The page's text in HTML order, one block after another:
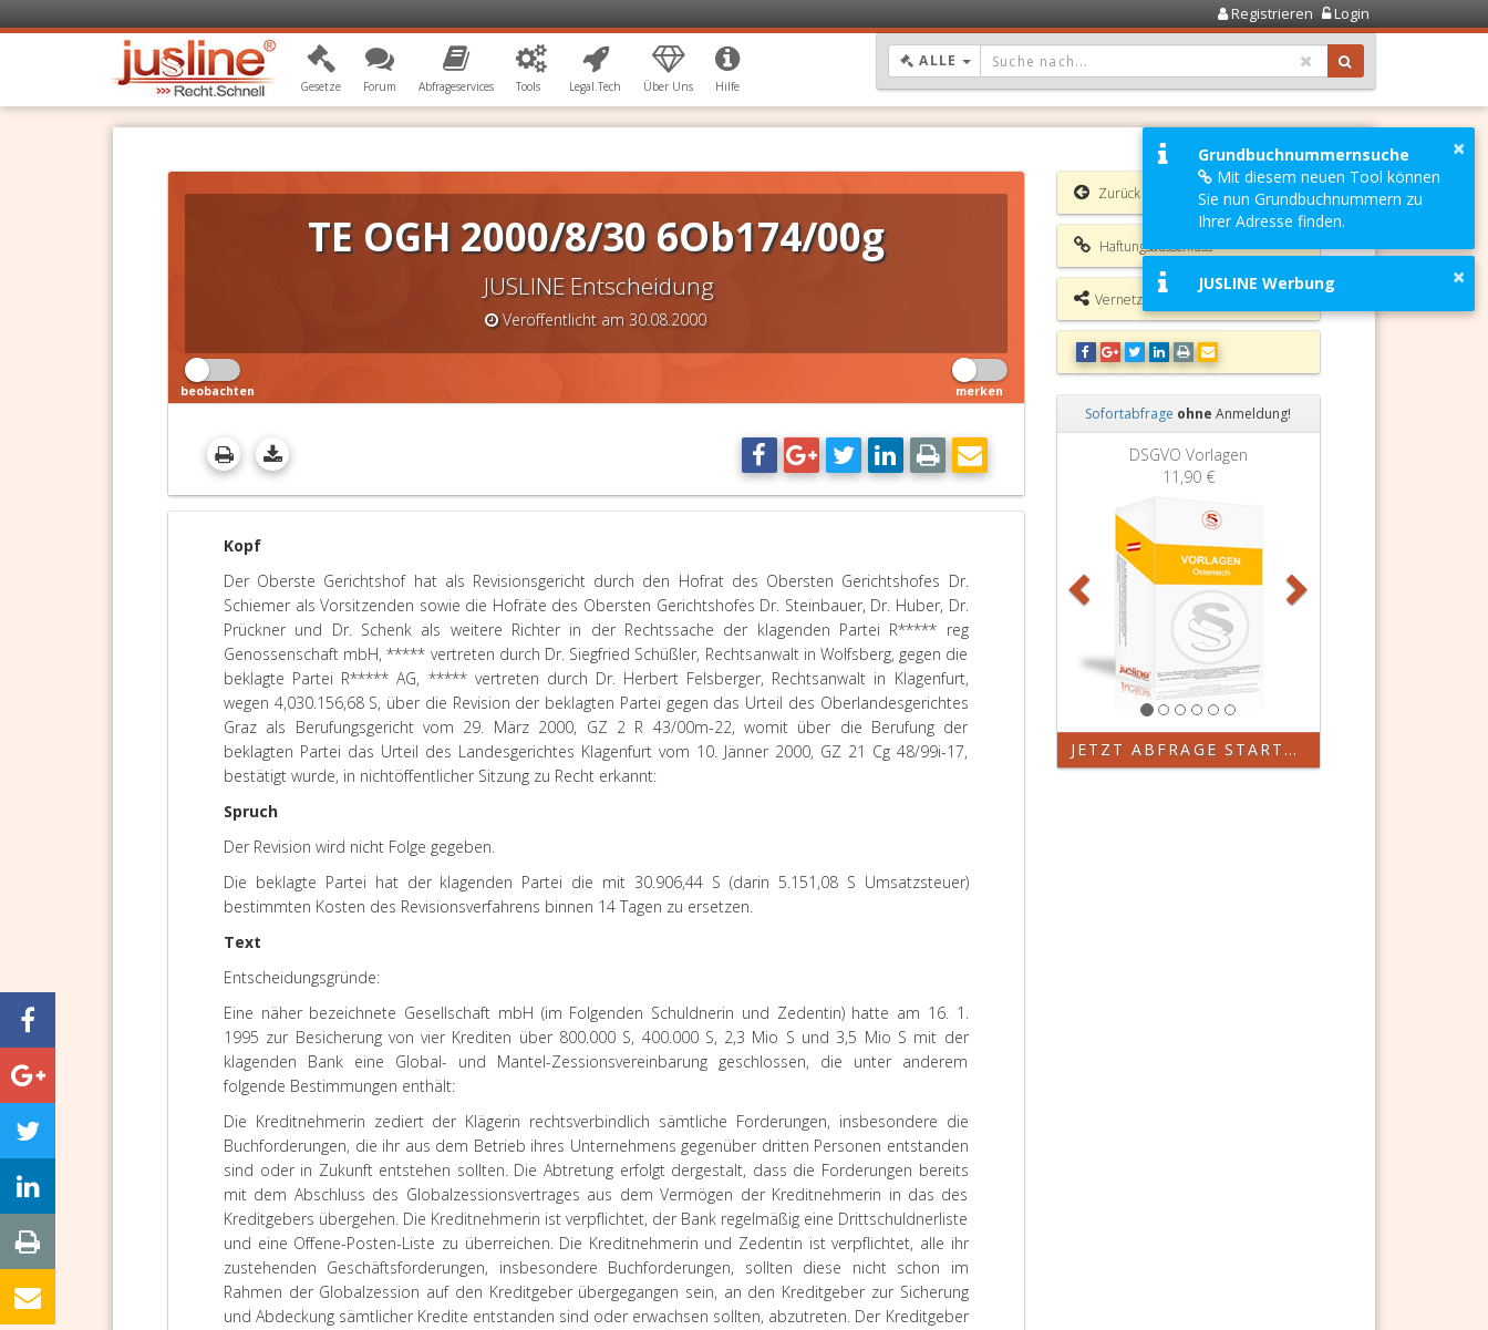
Registrieren Login
Gesetze Forum Abfrageservices Tools Legal.Tech Über Uns Hilfe
ALLE DROPDOWN: GEWÄHLTER WERT IST ALLE
TE OGH 2000/8/30 6Ob174/00g
JUSLINE Entscheidung
Veröffentlicht am 30.08.2000
beobachten merken
Kopf
Der Oberste Gerichtshof hat als Revisionsgericht durch den Hofrat des Obersten Gerichtshofes Dr.
Schiemer als Vorsitzenden sowie die Hofräte des Obersten Gerichtshofes Dr. Steinbauer, Dr. Huber, Dr.
Prückner und Dr. Schenk als weitere Richter in der Rechtssache der klagenden Partei R***** reg
Genossenschaft mbH, ***** vertreten durch Dr. Siegfried Schüßler, Rechtsanwalt in Wolfsberg, gegen die
beklagte Partei R***** AG, ***** vertreten durch Dr. Herbert Felsberger, Rechtsanwalt in Klagenfurt,
wegen 4,030.156,68 S, über die Revision der beklagten Partei gegen das Urteil des Oberlandesgerichtes
Graz als Berufungsgericht vom 29. März 2000, GZ 2 R 43/00m-22, womit über die Berufung der
beklagten Partei das Urteil des Landesgerichtes Klagenfurt vom 10. Jänner 2000, GZ 21 Cg 48/99i-17,
bestätigt wurde, in nichtöffentlicher Sitzung zu Recht erkannt:
Spruch
Der Revision wird nicht Folge gegeben.
Die beklagte Partei hat der klagenden Partei die mit 30.906,44 S (darin 5.151,08 S Umsatzsteuer)
bestimmten Kosten des Revisionsverfahrens binnen 14 Tagen zu ersetzen.
Text
Entscheidungsgründe:
Eine näher bezeichnete Gesellschaft mbH (im Folgenden Schuldnerin und Zedentin) hatte am 16. 1.
1995 zur Besicherung von vier Krediten über 800.000 S, 400.000 S, 2,3 Mio S und 3,5 Mio S mit der
klagenden Bank eine Global- und Mantel-Zessionsvereinbarung geschlossen, die unter anderem
folgende Bestimmungen enthält:
Die Kreditnehmerin zediert der Klägerin rechtsverbindlich sämtliche Forderungen, insbesondere die
Buchforderungen, die ihr aus dem Betrieb ihres Unternehmens gegenüber dritten Personen entstanden
sind oder in Zukunft entstehen sollten. Die Abtretung erfolgt dergestalt, dass die Forderungen bereits
mit dem Abschluss des Globalzessionsvertrages aus dem Vermögen der Kreditnehmerin in das des
Kreditgebers übergehen. Die Kreditnehmerin ist verpflichtet, der Bank regelmäßig eine Drittschuldnerliste
und eine Offene-Posten-Liste zu überreichen. Die Kreditnehmerin und Zedentin ist verpflichtet, alle ihr
zustehenden Geschäftsforderungen, insbesondere Buchforderungen, sollten diese nicht schon im
Rahmen der Globalzession auf den Kreditgeber übergegangen sein, an den Kreditgeber zur Sicherung
und Abdeckung sämtlicher Kredite entstanden sind oder erwachsen sollten, abzutreten. Der Kreditgeber
Zurück
Haftungsausschluss
Vernetzungsmöglichkeiten
Sofortabfrage ohne Anmeldung!
DSGVO Vorlagen
Grundbuchauszug
Zurück
JETZT ABFRAGE STARTEN
×
Grundbuchnummernsuche
Mit diesem neuen Tool können
Sie nun Grundbuchnummern zu
Ihrer Adresse finden.
×
JUSLINE Werbung